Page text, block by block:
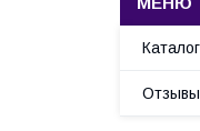
Каталог
Отзывы